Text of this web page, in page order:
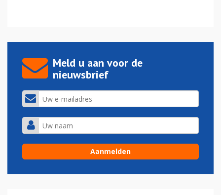
Meld u aan voor de
nieuwsbrief